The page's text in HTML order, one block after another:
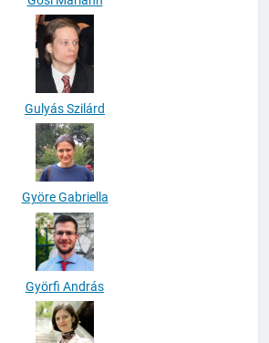
Gulyás Szilárd
Györe Gabriella
Györfi András